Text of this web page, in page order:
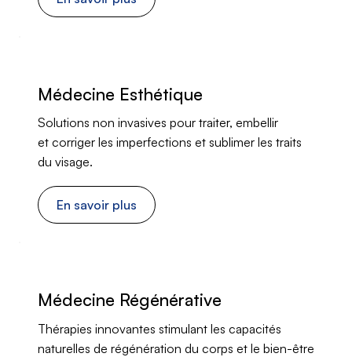
Médecine Esthétique
Solutions non invasives pour traiter, embellir
et corriger les imperfections et sublimer les traits
du visage.
En savoir plus
Médecine Régénérative
Thérapies innovantes stimulant les capacités
naturelles de régénération du corps et le bien-être